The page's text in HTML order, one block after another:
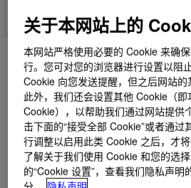
什么是DOWSIL™ EA-6060
关于本网站上的
本网站严格使用必要的 Cookie 来确
行。您可对您的浏览器进行设置以阻
Cookie 向您发送提醒，但之后网站的
此外，我们还会设置其他 Cookie（
Cookie），以帮助我们通过网站提供
击下面的“接受全部 Cookie”或者通
行调整以启用此类 Cookie 之后，才
了解关于我们使用 Cookie 和您的选
的“Cookie 设置”，查看我们隐私声明